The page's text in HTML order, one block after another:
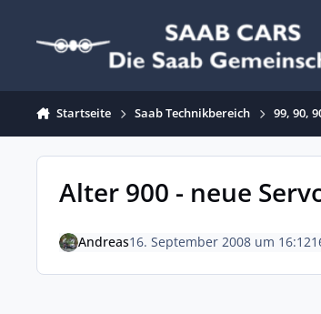
Startseite Saab Technikbereich 99, 90,
Alter 900 - neue
Andreas16. September 2008 um 16:12